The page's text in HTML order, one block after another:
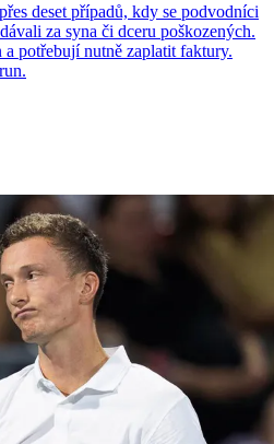
deset případů, kdy se podvodníci
za syna či dceru poškozených.
potřebují nutně zaplatit faktury.